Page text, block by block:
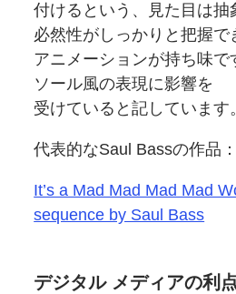
付けるという、
見た目は抽
必然性が しっかりと把握で
アニメーションが持ち味で
ソール風の表現に影響を
受けていると記しています
代表的なSaul Bassの作品：
It’s a Mad Mad Mad Mad
sequence by Saul Bass
デジタル メディアの利